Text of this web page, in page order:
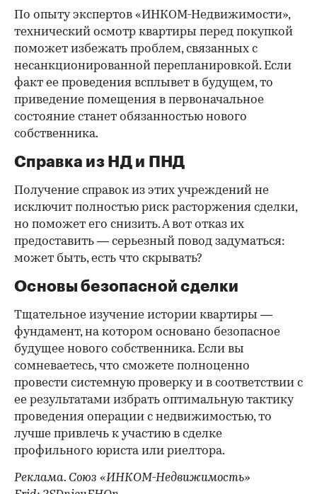
По опыту экспертов «ИНКОМ-Недвижимости»,
технический осмотр квартиры перед покупкой
поможет избежать проблем, связанных с
несанкционированной перепланировкой. Если
факт ее проведения всплывет в будущем, то
приведение помещения в первоначальное
состояние станет обязанностью нового
собственника.
Справка из НД и ПНД
Получение справок из этих учреждений не
исключит полностью риск расторжения сделки,
но поможет его снизить. А вот отказ их
предоставить — серьезный повод задуматься:
может быть, есть что скрывать?
Основы безопасной сделки
Тщательное изучение истории квартиры —
фундамент, на котором основано безопасное
будущее нового собственника. Если вы
сомневаетесь, что сможете полноценно
провести системную проверку и в соответствии с
ее результатами избрать оптимальную тактику
проведения операции с недвижимостью, то
лучше привлечь к участию в сделке
профильного юриста или риелтора.
Реклама. Союз «ИНКОМ-Недвижимость»